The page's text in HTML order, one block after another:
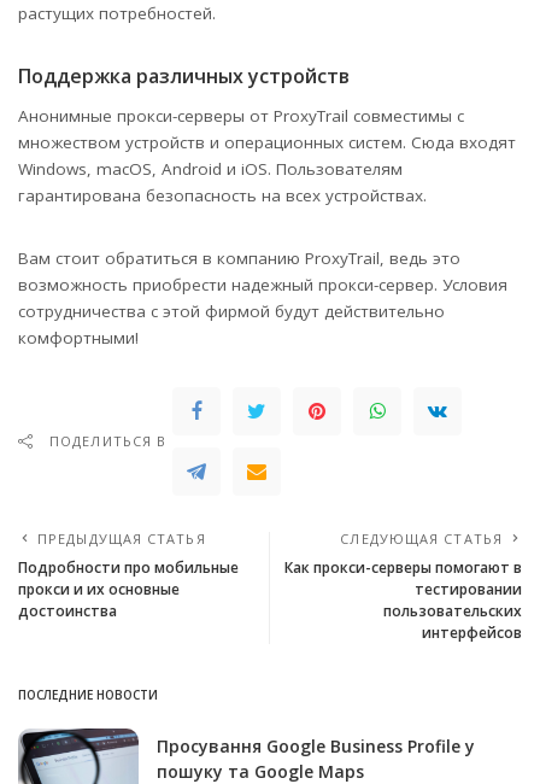
растущих потребностей.
Поддержка различных устройств
Анонимные прокси-серверы от ProxyTrail совместимы с
множеством устройств и операционных систем. Сюда входят
Windows, macOS, Android и iOS. Пользователям
гарантирована безопасность на всех устройствах.
Вам стоит обратиться в компанию ProxyTrail, ведь это
возможность приобрести надежный прокси-сервер. Условия
сотрудничества с этой фирмой будут действительно
комфортными!
ПОДЕЛИТЬСЯ В
ПРЕДЫДУЩАЯ СТАТЬЯ
Подробности про мобильные
прокси и их основные
достоинства
СЛЕДУЮЩАЯ СТАТЬЯ
Как прокси-серверы помогают в
тестировании
пользовательских
интерфейсов
ПОСЛЕДНИЕ НОВОСТИ
Просування Google Business Profile у
пошуку та Google Maps